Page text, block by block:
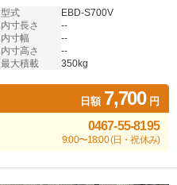
型式
EBD-S700V
内寸長さ
--
内寸幅
--
内寸高さ
--
最大積載
350kg
日額 7,700円
0467-55-8195
9:00〜18:00 (日・祝休み)